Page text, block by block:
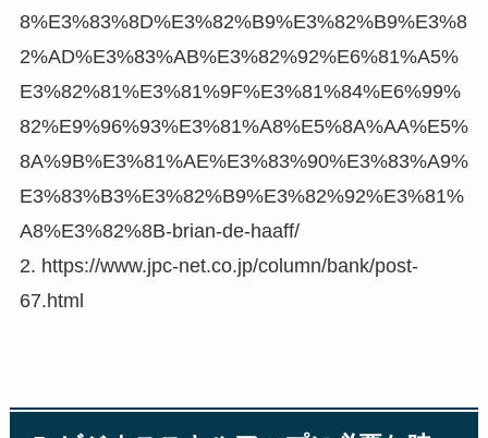
8%E3%83%8D%E3%82%B9%E3%82%B9%E3%8
2%AD%E3%83%AB%E3%82%92%E6%81%A5%
E3%82%81%E3%81%9F%E3%81%84%E6%99%
82%E9%96%93%E3%81%A8%E5%8A%AA%E5%
8A%9B%E3%81%AE%E3%83%90%E3%83%A9%
E3%83%B3%E3%82%B9%E3%82%92%E3%81%
A8%E3%82%8B-brian-de-haaff/
2. https://www.jpc-net.co.jp/column/bank/post-
67.html